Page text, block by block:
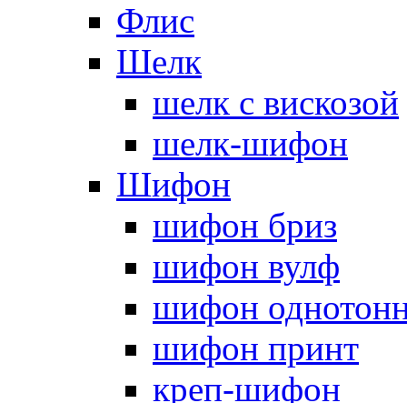
Флис
Шелк
шелк с вискозой
шелк-шифон
Шифон
шифон бриз
шифон вулф
шифон
шифон принт
креп-шифон